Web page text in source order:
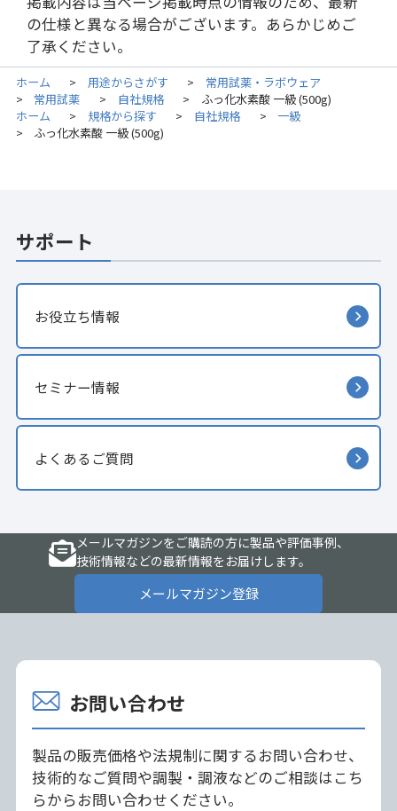
の仕様と異なる場合がございます。あらかじめご
了承ください。
ホーム > 用途からさがす > 常用試薬・ラボウェア
> 常用試薬 > 自社規格 >
ふっ化水素酸 一級 (500g)
ホーム
> 規格から探す > 自社規格 > 一級
> ふっ化水素酸 一級 (500g)
サポート
お役立ち情報
セミナー情報
よくあるご質問
メールマガジンをご購読の方に製品や評価事例、
技術情報などの最新情報をお届けします。
メールマガジン登録
お問い合わせ
製品の販売価格や法規制に関するお問い合わせ、
技術的なご質問や調製・調液などのご相談はこち
らからお問い合わせください。